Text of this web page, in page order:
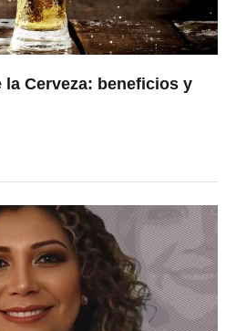
la Cerveza: beneficios y